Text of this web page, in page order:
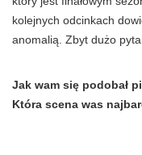
kolejnych odcinkach
anomalią. Zbyt dużo
Jak wam się podobał
Która scena was